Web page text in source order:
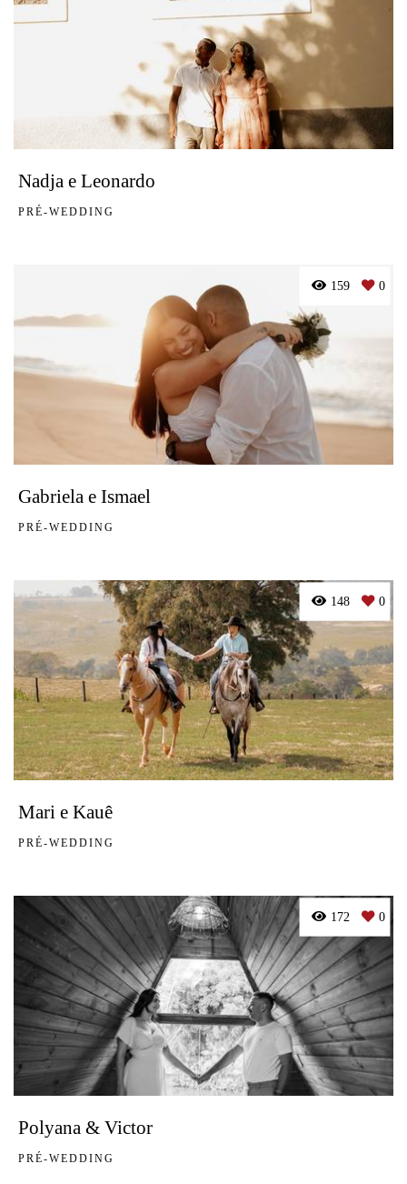
Nadja e Leonardo
PRÉ-WEDDING
Gabriela e Ismael
PRÉ-WEDDING
159 0
Mari e Kauê
PRÉ-WEDDING
148 0
Polyana & Victor
PRÉ-WEDDING
172 0